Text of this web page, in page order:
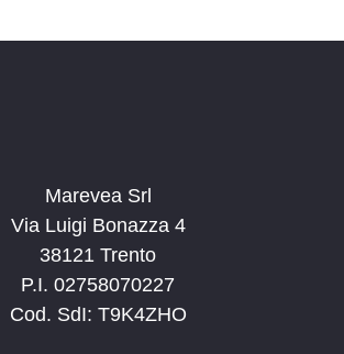
Marevea Srl
Via Luigi Bonazza 4
38121 Trento
P.I. 02758070227
Cod. SdI: T9K4ZHO